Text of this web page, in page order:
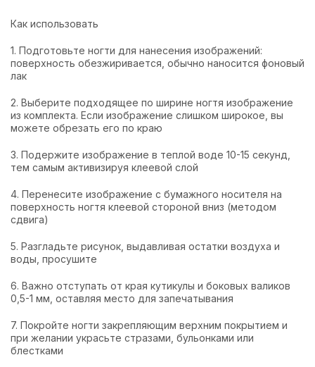
Как использовать
1. Подготовьте ногти для нанесения изображений:
поверхность обезжиривается, обычно наносится фоновый
лак
2. Выберите подходящее по ширине ногтя изображение
из комплекта. Если изображение слишком широкое, вы
можете обрезать его по краю
3. Подержите изображение в теплой воде 10-15 секунд,
тем самым активизируя клеевой слой
4. Перенесите изображение с бумажного носителя на
поверхность ногтя клеевой стороной вниз (методом
сдвига)
5. Разгладьте рисунок, выдавливая остатки воздуха и
воды, просушите
6. Важно отступать от края кутикулы и боковых валиков
0,5-1 мм, оставляя место для запечатывания
7. Покройте ногти закрепляющим верхним покрытием и
при желании украсьте стразами, бульонками или
блестками